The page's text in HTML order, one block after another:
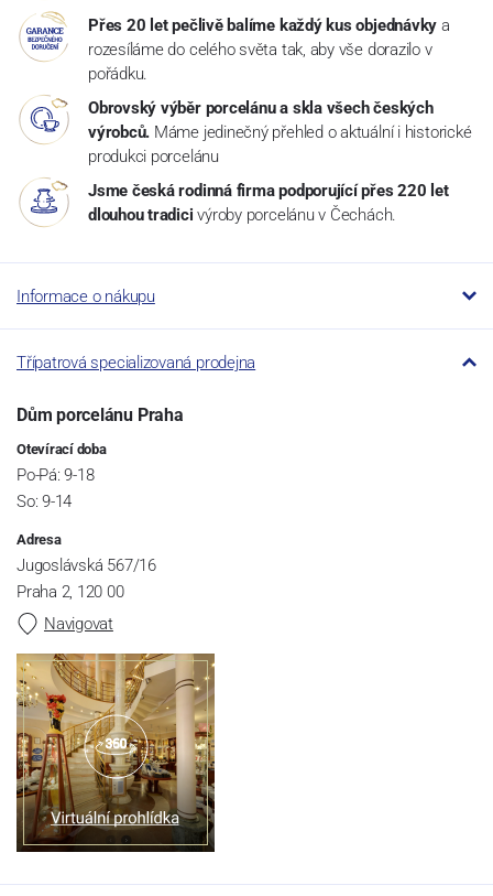
Přes 20 let pečlivě balíme každý kus objednávky a
rozesíláme do celého světa tak, aby vše dorazilo v
pořádku.
Obrovský výběr porcelánu a skla všech českých
výrobců. Máme jedinečný přehled o aktuální i historické
produkci porcelánu
Jsme česká rodinná firma podporující přes 220 let
dlouhou tradici výroby porcelánu v Čechách.
Informace o nákupu
Třípatrová specializovaná prodejna
Dům porcelánu Praha
Otevírací doba
Po-Pá: 9-18
So: 9-14
Adresa
Jugoslávská 567/16
Praha 2, 120 00
Navigovat